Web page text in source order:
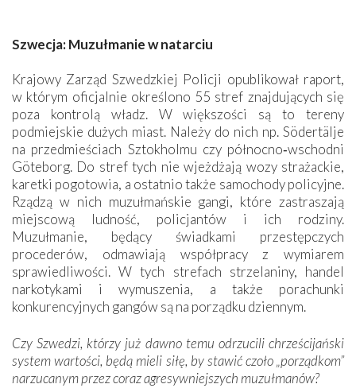
Szwecja: Muzułmanie w natarciu
Krajowy Zarząd Szwedzkiej Policji opublikował raport,
w którym oficjalnie określono 55 stref znajdujących się
poza kontrolą władz. W większości są to tereny
podmiejskie dużych miast. Należy do nich np. Södertälje
na przedmieściach Sztokholmu czy północno‑wschodni
Göteborg. Do stref tych nie wjeżdżają wozy strażackie,
karetki pogotowia, a ostatnio także samochody policyjne.
Rządzą w nich muzułmańskie gangi, które zastraszają
miejscową ludność, policjantów i ich rodziny.
Muzułmanie, będący świadkami przestępczych
procederów, odmawiają współpracy z wymiarem
sprawiedliwości. W tych strefach strzelaniny, handel
narkotykami i wymuszenia, a także porachunki
konkurencyjnych gangów są na porządku dziennym.
Czy Szwedzi, którzy już dawno temu odrzucili chrześcijański
system wartości, będą mieli siłę, by stawić czoło „porządkom”
narzucanym przez coraz agresywniejszych muzułmanów?